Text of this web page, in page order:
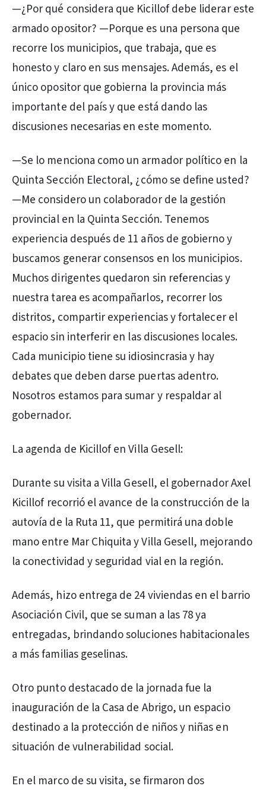
—¿Por qué considera que Kicillof debe liderar este
armado opositor? —Porque es una persona que
recorre los municipios, que trabaja, que es
honesto y claro en sus mensajes. Además, es el
único opositor que gobierna la provincia más
importante del país y que está dando las
discusiones necesarias en este momento.
—Se lo menciona como un armador político en la
Quinta Sección Electoral, ¿cómo se define usted?
—Me considero un colaborador de la gestión
provincial en la Quinta Sección. Tenemos
experiencia después de 11 años de gobierno y
buscamos generar consensos en los municipios.
Muchos dirigentes quedaron sin referencias y
nuestra tarea es acompañarlos, recorrer los
distritos, compartir experiencias y fortalecer el
espacio sin interferir en las discusiones locales.
Cada municipio tiene su idiosincrasia y hay
debates que deben darse puertas adentro.
Nosotros estamos para sumar y respaldar al
gobernador.
La agenda de Kicillof en Villa Gesell:
Durante su visita a Villa Gesell, el gobernador Axel
Kicillof recorrió el avance de la construcción de la
autovía de la Ruta 11, que permitirá una doble
mano entre Mar Chiquita y Villa Gesell, mejorando
la conectividad y seguridad vial en la región.
Además, hizo entrega de 24 viviendas en el barrio
Asociación Civil, que se suman a las 78 ya
entregadas, brindando soluciones habitacionales
a más familias geselinas.
Otro punto destacado de la jornada fue la
inauguración de la Casa de Abrigo, un espacio
destinado a la protección de niños y niñas en
situación de vulnerabilidad social.
En el marco de su visita, se firmaron dos